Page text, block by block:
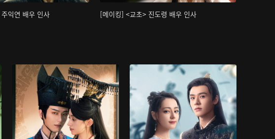
익연 배우 인사 [메이킹] <교초> 진도령 배우 인사